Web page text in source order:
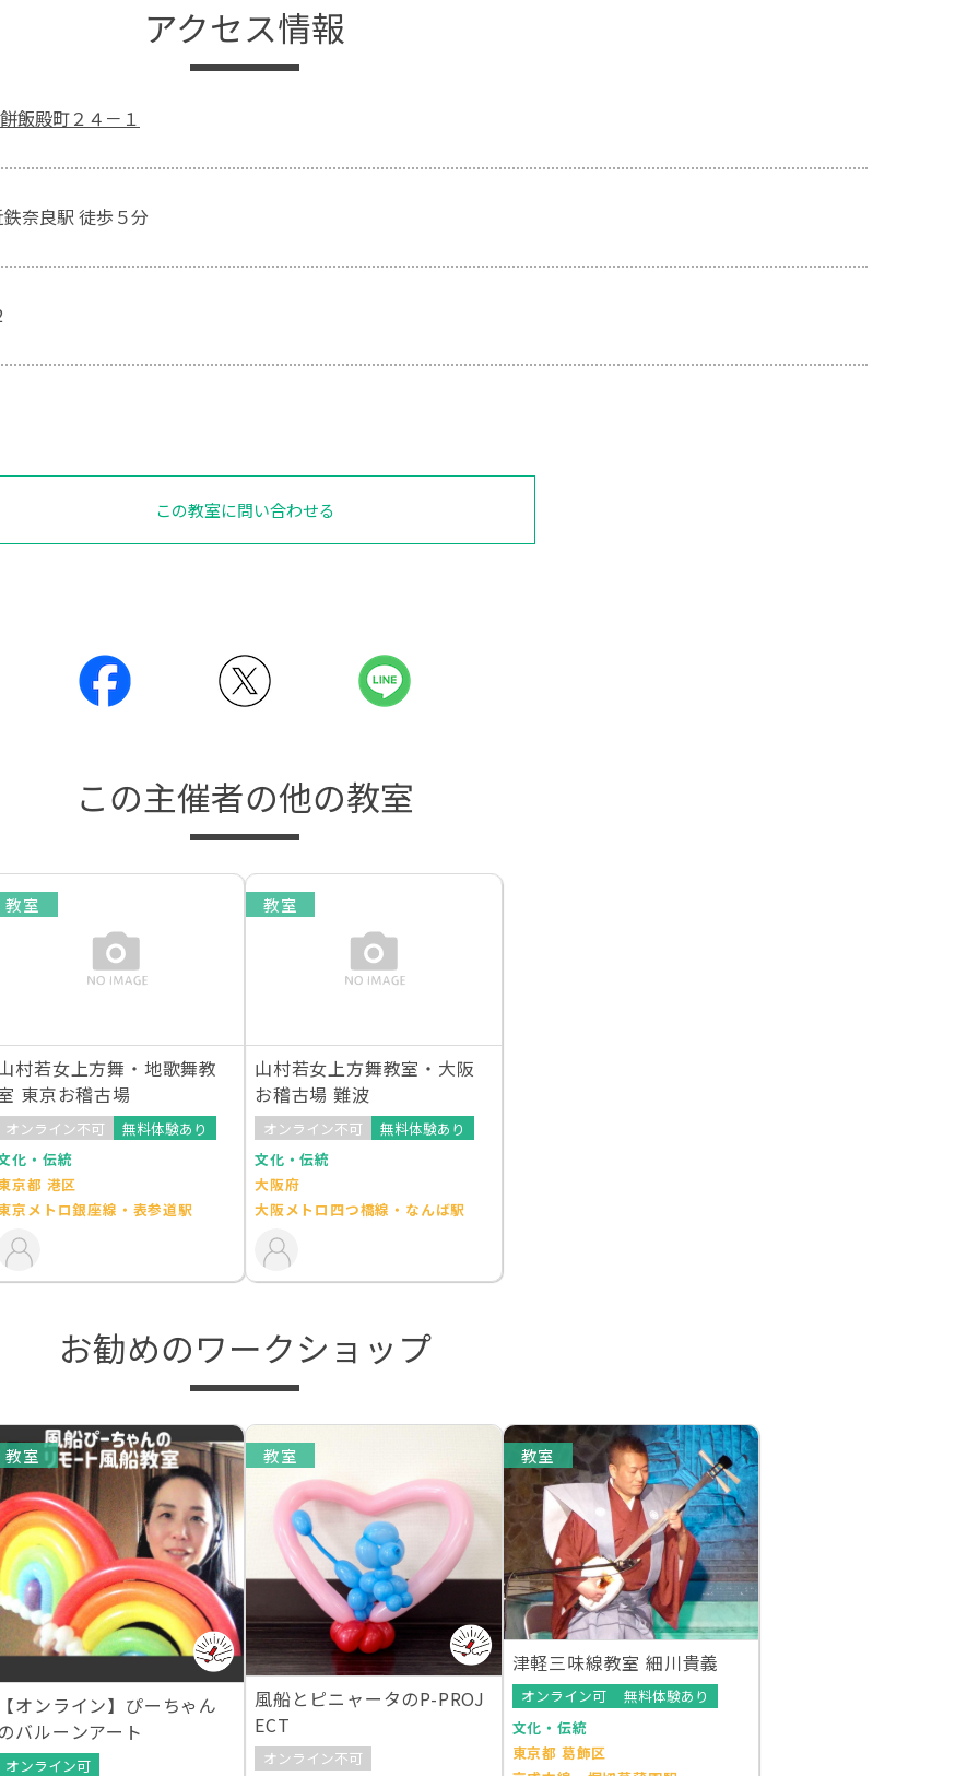
アクセス情報
飯殿町２４－１
奈良駅 徒歩５分
この教室に問い合わせる
この主催者の他の教室
教室
村若女上方舞・地歌舞教
東京お稽古場
オンライン不可
無料体験あり
化・伝統
京都 港区
京メトロ銀座線・表参道駅
教室
山村若女上方舞教室・大阪
お稽古場 難波
オンライン不可
無料体験あり
文化・伝統
大阪府
大阪メトロ四つ橋線・なんば駅
お勧めのワークショップ
教室
【オンライン】ぴーちゃん
のバルーンアート
オンライン可
教室
風船とピニャータのP-PROJ
ECT
オンライン不可
教室
津軽三味線教室 細川貴義
オンライン可
無料体験あり
文化・伝統
東京都 葛飾区